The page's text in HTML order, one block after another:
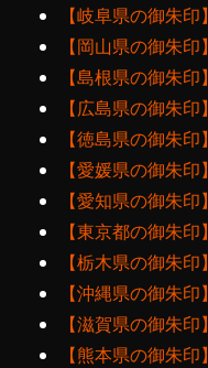
【岐阜県の御朱印】
【岡山県の御朱印】
【島根県の御朱印】
【広島県の御朱印】
【徳島県の御朱印】
【愛媛県の御朱印】
【愛知県の御朱印】
【東京都の御朱印】
【栃木県の御朱印】
【沖縄県の御朱印】
【滋賀県の御朱印】
【熊本県の御朱印】